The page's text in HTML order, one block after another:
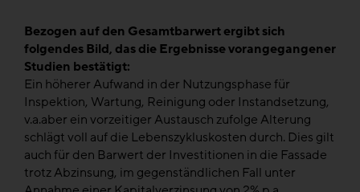
Bezogen auf den Gesamtbarwert ergibt sich
folgendes Bild, das die Ergebnisse vorangegangener
Studien bestätigt:
Ein höherer Aufwand in der Nutzungsphase für
Inspektion, Wartung, Reinigung oder Instandsetzung,
v.a.aber ein vorzeitiger Austausch zufolge Alterung
schlägt voll auf die Lebenszykluskosten durch. Dies gilt
auch für den Barwert der Investitionen in die Fassade
trotz Abzinsung, im gegenständlichen Fall unter